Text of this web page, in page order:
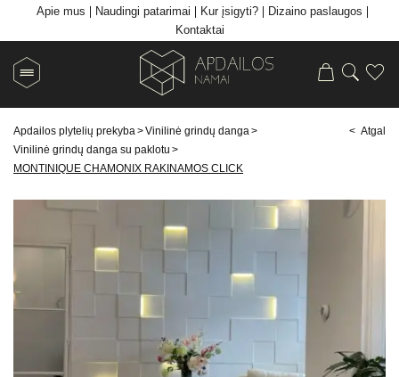
Apie mus Naudingi patarimai Kur įsigyti?
Dizaino paslaugos
Kontaktai
Apdailos plytelių prekyba >Vinilinė grindų danga >
Vinilinė grindų danga su paklotu >
MONTINIQUE CHAMONIX RAKINAMOS CLICK
< Atgal